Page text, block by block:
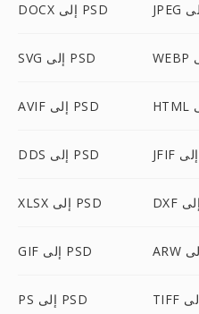
DOCX إلى PSD
SVG إلى PSD
AVIF إلى PSD
DDS إلى PSD
XLSX إلى PSD
GIF إلى PSD
PS إلى PSD